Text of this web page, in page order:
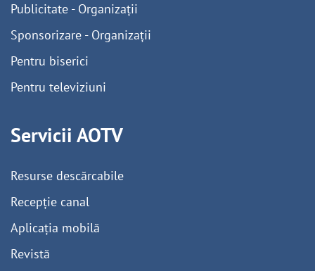
Publicitate - Organizații
Sponsorizare - Organizații
Pentru biserici
Pentru televiziuni
Servicii AOTV
Resurse descărcabile
Recepție canal
Aplicația mobilă
Revistă